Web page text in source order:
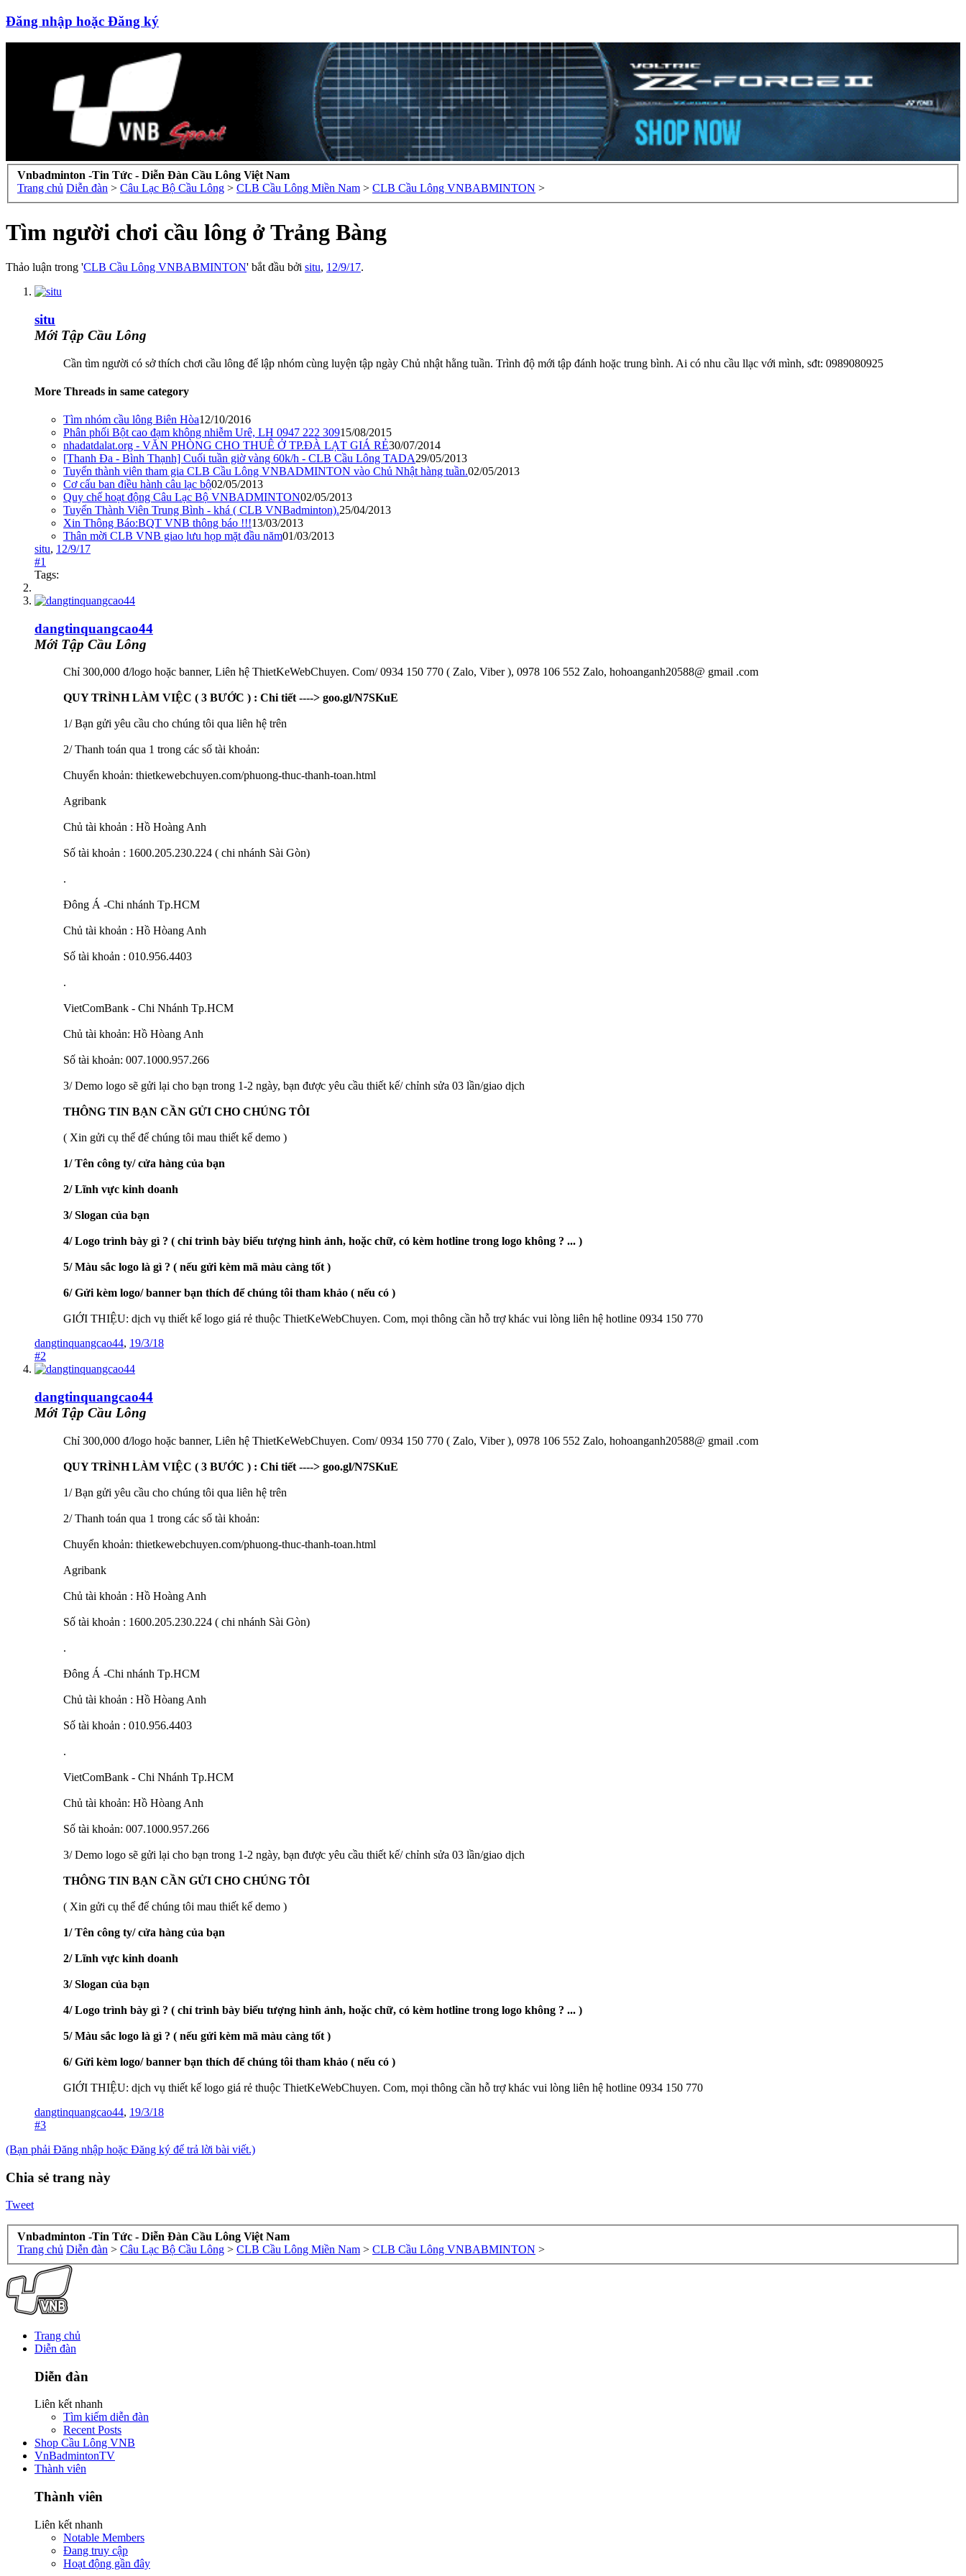
Đăng nhập hoặc Đăng ký
Vnbadminton -Tin Tức - Diễn Đàn Cầu Lông Việt Nam
Trang chủ Diễn đàn > Câu Lạc Bộ Cầu Lông > CLB Cầu Lông Miền Nam > CLB Cầu Lông VNBABMINTON >
Tìm người chơi cầu lông ở Trảng Bàng
Thảo luận trong 'CLB Cầu Lông VNBABMINTON' bắt đầu bởi situ, 12/9/17.
situ
Mới Tập Cầu Lông
Cần tìm người có sở thích chơi cầu lông để lập nhóm cùng luyện tập ngày Chủ nhật hằng tuần. Trình độ mới tập đánh hoặc trung bình. Ai có nhu cầu llạc với mình, sđt: 0989080925
More Threads in same category
Tìm nhóm cầu lông Biên Hòa12/10/2016
Phân phối Bột cao đạm không nhiễm Urê, LH 0947 222 30915/08/2015
nhadatdalat.org - VĂN PHÒNG CHO THUÊ Ở TP.ĐÀ LẠT GIÁ RẺ30/07/2014
[Thanh Đa - Bình Thạnh] Cuối tuần giờ vàng 60k/h - CLB Cầu Lông TADA29/05/2013
Tuyển thành viên tham gia CLB Cầu Lông VNBADMINTON vào Chủ Nhật hàng tuần.02/05/2013
Cơ cấu ban điều hành câu lạc bộ02/05/2013
Quy chế hoạt động Câu Lạc Bộ VNBADMINTON02/05/2013
Tuyển Thành Viên Trung Bình - khá ( CLB VNBadminton).25/04/2013
Xin Thông Báo:BQT VNB thông báo !!!13/03/2013
Thân mời CLB VNB giao lưu họp mặt đầu năm01/03/2013
situ, 12/9/17
#1
Tags:
dangtinquangcao44
Mới Tập Cầu Lông
Chỉ 300,000 đ/logo hoặc banner, Liên hệ ThietKeWebChuyen. Com/ 0934 150 770 ( Zalo, Viber ), 0978 106 552 Zalo, hohoanganh20588@ gmail .com
QUY TRÌNH LÀM VIỆC ( 3 BƯỚC ) : Chi tiết ----> goo.gl/N7SKuE
1/ Bạn gửi yêu cầu cho chúng tôi qua liên hệ trên
2/ Thanh toán qua 1 trong các số tài khoản:
Chuyển khoản: thietkewebchuyen.com/phuong-thuc-thanh-toan.html
Agribank
Chủ tài khoản : Hồ Hoàng Anh
Số tài khoản : 1600.205.230.224 ( chi nhánh Sài Gòn)
.
Đông Á -Chi nhánh Tp.HCM
Chủ tài khoản : Hồ Hòang Anh
Số tài khoản : 010.956.4403
.
VietComBank - Chi Nhánh Tp.HCM
Chủ tài khoản: Hồ Hòang Anh
Số tài khoản: 007.1000.957.266
3/ Demo logo sẽ gửi lại cho bạn trong 1-2 ngày, bạn được yêu cầu thiết kế/ chỉnh sửa 03 lần/giao dịch
THÔNG TIN BẠN CẦN GỬI CHO CHÚNG TÔI
( Xin gửi cụ thể để chúng tôi mau thiết kế demo )
1/ Tên công ty/ cửa hàng của bạn
2/ Lĩnh vực kinh doanh
3/ Slogan của bạn
4/ Logo trình bày gì ? ( chỉ trình bày biểu tượng hình ảnh, hoặc chữ, có kèm hotline trong logo không ? ... )
5/ Màu sắc logo là gì ? ( nếu gửi kèm mã màu càng tốt )
6/ Gửi kèm logo/ banner bạn thích để chúng tôi tham khảo ( nếu có )
GIỚI THIỆU: dịch vụ thiết kế logo giá rẻ thuộc ThietKeWebChuyen. Com, mọi thông cần hỗ trợ khác vui lòng liên hệ hotline 0934 150 770
dangtinquangcao44, 19/3/18
#2
dangtinquangcao44
Mới Tập Cầu Lông
Chỉ 300,000 đ/logo hoặc banner, Liên hệ ThietKeWebChuyen. Com/ 0934 150 770 ( Zalo, Viber ), 0978 106 552 Zalo, hohoanganh20588@ gmail .com
QUY TRÌNH LÀM VIỆC ( 3 BƯỚC ) : Chi tiết ----> goo.gl/N7SKuE
1/ Bạn gửi yêu cầu cho chúng tôi qua liên hệ trên
2/ Thanh toán qua 1 trong các số tài khoản:
Chuyển khoản: thietkewebchuyen.com/phuong-thuc-thanh-toan.html
Agribank
Chủ tài khoản : Hồ Hoàng Anh
Số tài khoản : 1600.205.230.224 ( chi nhánh Sài Gòn)
.
Đông Á -Chi nhánh Tp.HCM
Chủ tài khoản : Hồ Hòang Anh
Số tài khoản : 010.956.4403
.
VietComBank - Chi Nhánh Tp.HCM
Chủ tài khoản: Hồ Hòang Anh
Số tài khoản: 007.1000.957.266
3/ Demo logo sẽ gửi lại cho bạn trong 1-2 ngày, bạn được yêu cầu thiết kế/ chỉnh sửa 03 lần/giao dịch
THÔNG TIN BẠN CẦN GỬI CHO CHÚNG TÔI
( Xin gửi cụ thể để chúng tôi mau thiết kế demo )
1/ Tên công ty/ cửa hàng của bạn
2/ Lĩnh vực kinh doanh
3/ Slogan của bạn
4/ Logo trình bày gì ? ( chỉ trình bày biểu tượng hình ảnh, hoặc chữ, có kèm hotline trong logo không ? ... )
5/ Màu sắc logo là gì ? ( nếu gửi kèm mã màu càng tốt )
6/ Gửi kèm logo/ banner bạn thích để chúng tôi tham khảo ( nếu có )
GIỚI THIỆU: dịch vụ thiết kế logo giá rẻ thuộc ThietKeWebChuyen. Com, mọi thông cần hỗ trợ khác vui lòng liên hệ hotline 0934 150 770
dangtinquangcao44, 19/3/18
#3
(Bạn phải Đăng nhập hoặc Đăng ký để trả lời bài viết.)
Chia sẻ trang này
Tweet
Vnbadminton -Tin Tức - Diễn Đàn Cầu Lông Việt Nam
Trang chủ Diễn đàn > Câu Lạc Bộ Cầu Lông > CLB Cầu Lông Miền Nam > CLB Cầu Lông VNBABMINTON >
Trang chủ
Diễn đàn
Diễn đàn
Liên kết nhanh
Tìm kiếm diễn đàn
Recent Posts
Shop Cầu Lông VNB
VnBadmintonTV
Thành viên
Thành viên
Liên kết nhanh
Notable Members
Đang truy cập
Hoạt động gần đây